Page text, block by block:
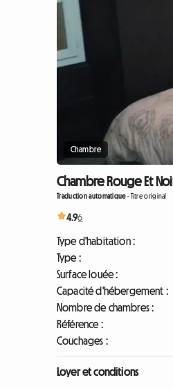
Chambre
Chambre Rouge Et
Traduction automatique-Titre original
4.96
Type d'habitation :
Type :
Surface louée :
Capacité d'hébergement :
Nombre de chambres :
Référence :
Couchages :
Loyer et conditions